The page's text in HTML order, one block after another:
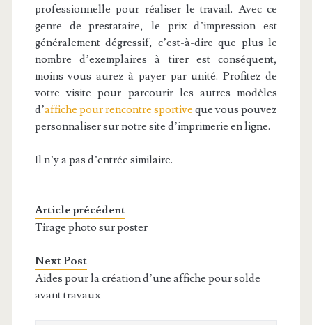
professionnelle pour réaliser le travail. Avec ce
genre de prestataire, le prix d’impression est
généralement dégressif, c’est-à-dire que plus le
nombre d’exemplaires à tirer est conséquent,
moins vous aurez à payer par unité. Profitez de
votre visite pour parcourir les autres modèles
d’affiche pour rencontre sportiveque vous pouvez
personnaliser sur notre site d’imprimerie en ligne.
Il n’y a pas d’entrée similaire.
Article précédent
Tirage photo sur poster
Next Post
Aides pour la création d’une affiche pour solde
avant travaux